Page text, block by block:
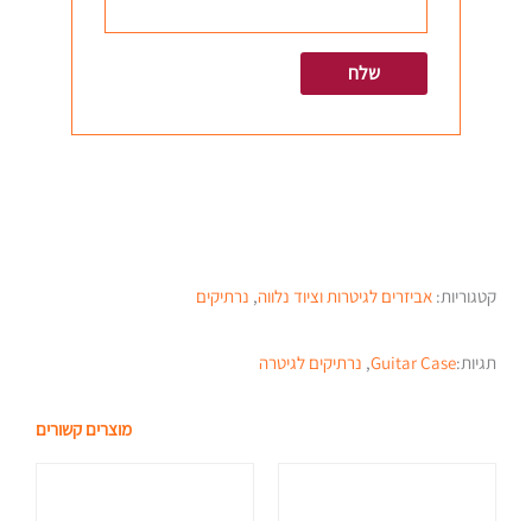
קטגוריות: אביזרים לגיטרות וציוד נלווה, נרתיקים
תגיות:Guitar Case
, נרתיקים לגיטרה
מוצרים קשורים